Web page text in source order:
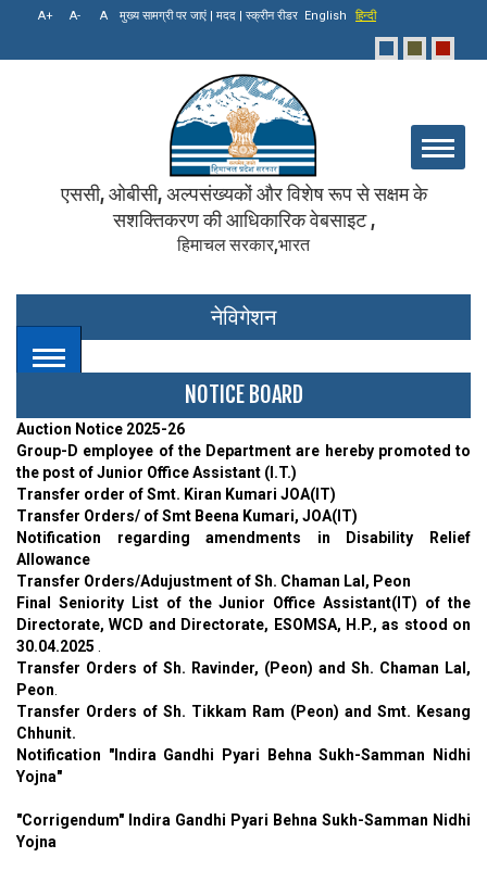
मुख्य सामग्री पर जाएं | मदद | स्क्रीन रीडर English हिन्दी
एससी, ओबीसी, अल्पसंख्यकों और विशेष रूप से सक्षम के
सशक्तिकरण की आधिकारिक वेबसाइट ,
हिमाचल सरकार,भारत
नेविगेशन
NOTICE BOARD
Auction Notice 2025-26
Group-D employee of the Department are hereby promoted to
the post of Junior Office Assistant (I.T.)
Transfer order of Smt. Kiran Kumari JOA(IT)
Transfer Orders/ of Smt Beena Kumari, JOA(IT)
Notification regarding amendments in Disability Relief
Allowance
Transfer Orders/Adujustment of Sh. Chaman Lal, Peon
Final Seniority List of the Junior Office Assistant(IT) of the
Directorate, WCD and Directorate, ESOMSA, H.P., as stood on
30.04.2025
Transfer Orders of Sh. Ravinder, (Peon) and Sh. Chaman Lal,
Peon
Transfer Orders of Sh. Tikkam Ram (Peon) and Smt. Kesang
Chhunit.
Notification "Indira Gandhi Pyari Behna Sukh-Samman Nidhi
Yojna"
"Corrigendum" Indira Gandhi Pyari Behna Sukh-Samman Nidhi
Yojna